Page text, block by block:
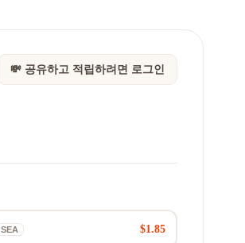
💸 공유하고 적립하려면 로그인
SEA $1.85